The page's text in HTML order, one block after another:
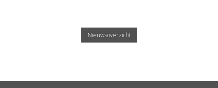
Nieuwsoverzicht